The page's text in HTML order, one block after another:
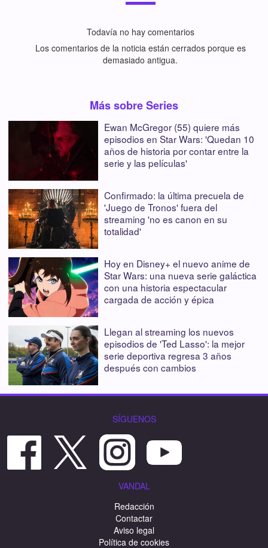
Todavía no hay comentarios
Los comentarios de la noticia están cerrados porque es
demasiado antigua.
Más sobre Series
Ewan McGregor (55) quiere más
episodios en Star Wars: 'Quedan 10
años de historia por contar entre la
serie y las películas'
Confirmado: la última precuela de
'Juego de Tronos' fuera del
streaming 'no es canon en su
totalidad'
Hoy en Disney+ el nuevo anime de
Star Wars: una nueva serie galáctica
con una historia espectacular
cargada de acción y épica
Llegan al streaming los nuevos
episodios de 'Ted Lasso': la mejor
serie deportiva regresa 3 años
después con cambios
SÍGUENOS
VANDAL
Redacción
Contactar
Aviso legal
Política de cookies